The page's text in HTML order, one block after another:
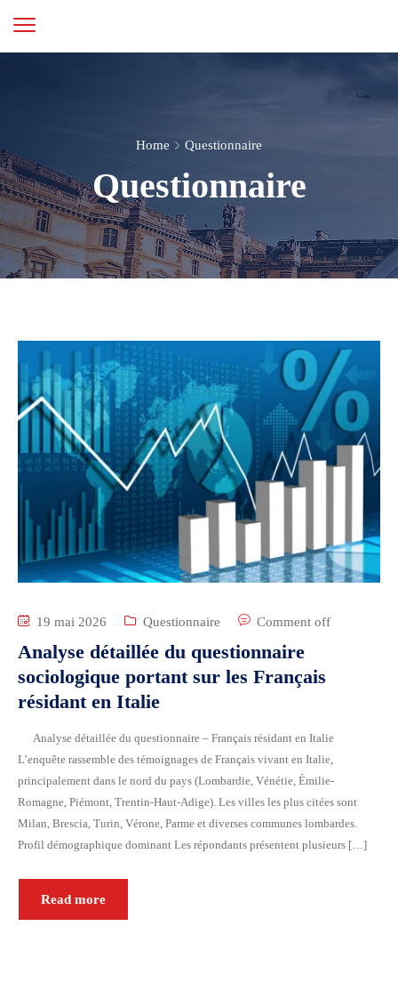
Home Questionnaire
Questionnaire
19 mai 2026 Questionnaire Comment off
Analyse détaillée du questionnaire
sociologique portant sur les Français
résidant en Italie
Analyse détaillée du questionnaire – Français résidant en Italie
L’enquête rassemble des témoignages de Français vivant en Italie,
principalement dans le nord du pays (Lombardie, Vénétie, Émilie-
Romagne, Piémont, Trentin-Haut-Adige). Les villes les plus citées sont
Milan, Brescia, Turin, Vérone, Parme et diverses communes lombardes.
Profil démographique dominant Les répondants présentent plusieurs […]
Read more